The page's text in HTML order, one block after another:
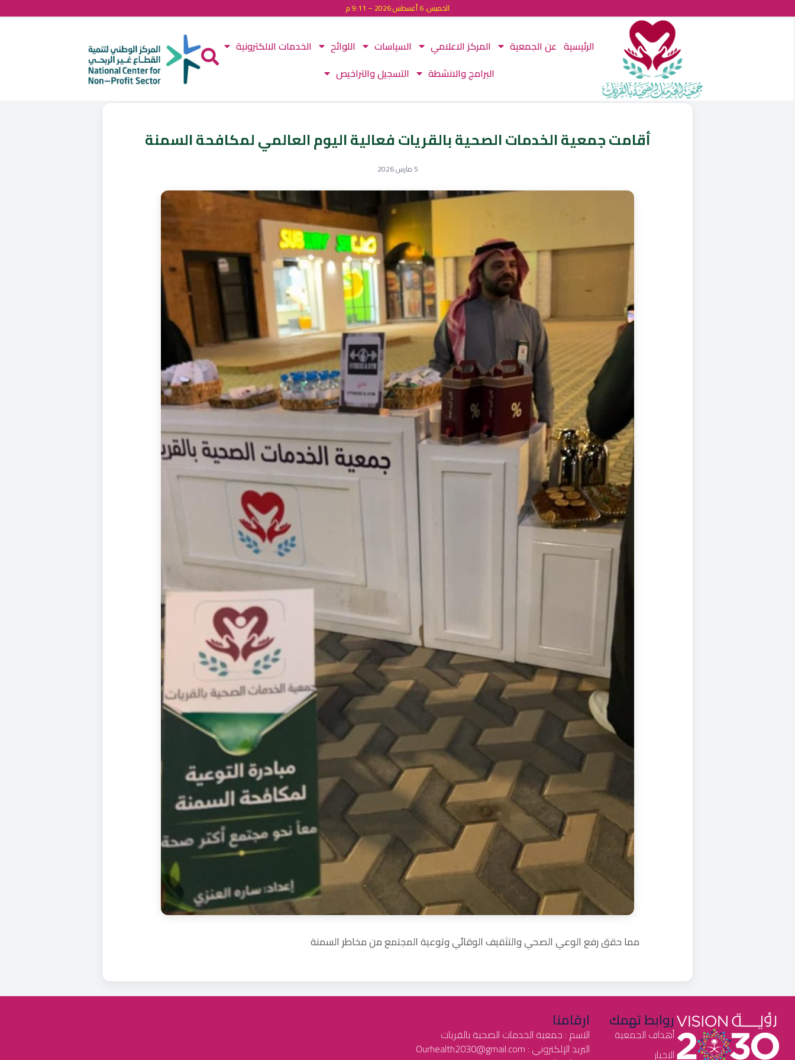
الخميس، 6 أغسطس 2026 – 9:11 م
الرئيسية عن الجمعية المركز الاعلامي السياسات اللوائح
الخدمات الالكترونية
البرامج والانشطة
التسجيل والتراخيص
‏أقامت جمعية الخدمات الصحية بالقريات ‏فعالية ⁧‫اليوم العالمي لمكافحة السمنة‏
5 مارس 2026
‏مما حقق رفع الوعي الصحي والتثقيف الوقائي وتوعية المجتمع من مخاطر السمنة
روابط تهمك
أهداف الجمعية
الاخبار
ارقامنا
الاسم : جمعية الخدمات الصحية بالقريات
البريد الإلكتروني : Ourhealth2030@gmail.com